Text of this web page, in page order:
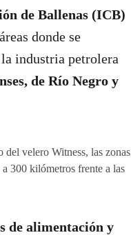
de Ballenas (ICB)
donde se
industria petrolera
de Río Negro y
velero Witness, las zonas
300 kilómetros frente a las
de alimentación y